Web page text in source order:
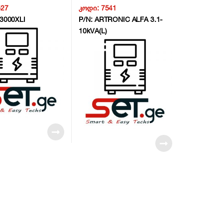
,10kVA/9000 W ,w/Battery 20
pcs. 12V/9Ah , 1y warr-
6month on batterys NG3
კოდი: 7541
P/N: ARTRONIC ALFA 3.1-
10kVA(L)